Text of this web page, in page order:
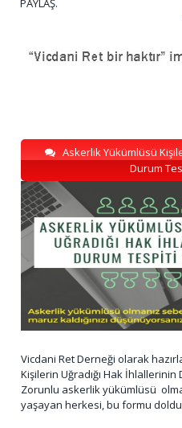
PAYLAŞ.
Askerlik Yükümlüsü
Durum
Vicdani Ret Derneği olarak
Kişilerin Uğradığı Hak İhlallerinin
Zorunlu askerlik yükümlüsü
yaşayan herkesi, bu formu